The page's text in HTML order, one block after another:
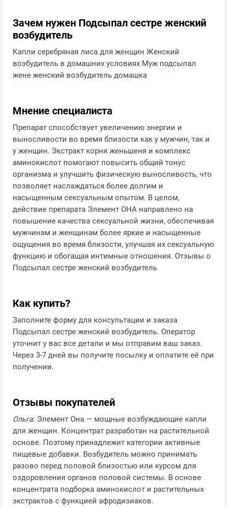
Зачем нужен Подсыпал сестре женский
возбудитель
Капли серебряная лиса для женщин Женский
возбудитель в домашних условиях Муж подсыпал
жене женский возбудитель домашка
Мнение специалиста
Препарат способствует увеличению энергии и
выносливости во время близости как у мужчин, так и
у женщин. Экстракт корня женьшеня и комплекс
аминокислот помогают повысить общий тонус
организма и улучшить физическую выносливость, что
позволяет наслаждаться более долгим и
насыщенным сексуальным опытом. В целом,
действие препарата Элемент ОНА направлено на
повышение качества сексуальной жизни, обеспечивая
мужчинам и женщинам более яркие и насыщенные
ощущения во время близости, улучшая их сексуальную
функцию и обогащая интимные отношения. Отзывы о
Подсыпал сестре женский возбудитель
Как купить?
Заполните форму для консультации и заказа
Подсыпал сестре женский возбудитель. Оператор
уточнит у вас все детали и мы отправим ваш заказ.
Через 3-7 дней вы получите посылку и оплатите её при
получении.
Отзывы покупателей
Ольга: Элемент Она — мощные возбуждающие капли
для женщин. Концентрат разработан на растительной
основе. Поэтому принадлежит категории активные
пищевые добавки. Возбудитель можно принимать
разово перед половой близостью или курсом для
оздоровления органов половой системы. В основе
концентрата подборка аминокислот и растительных
экстрактов с функцией афродизиаков.